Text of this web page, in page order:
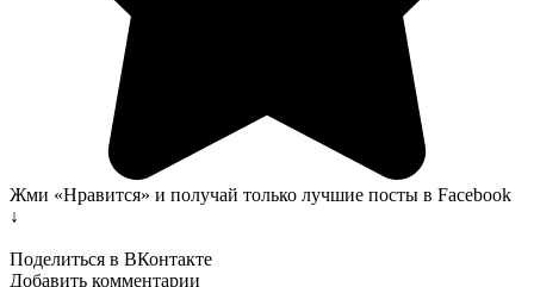
Жми «Нравится» и получай только лучшие посты в Facebook
↓
Поделиться в ВКонтакте
Добавить комментарии